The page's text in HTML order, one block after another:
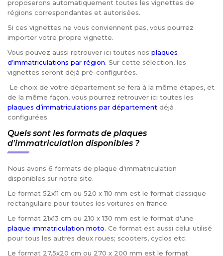
proposerons automatiquement toutes les vignettes de
régions correspondantes et autorisées.
Si ces vignettes ne vous conviennent pas, vous pourrez
importer votre propre vignette.
Vous pouvez aussi retrouver ici toutes nos plaques
d’immatriculations par région. Sur cette sélection, les
vignettes seront déjà pré-configurées.
Le choix de votre département se fera à la même étapes, et
de la même façon, vous pourrez retrouver ici toutes les
plaques d’immatriculations par département déjà
configurées.
Quels sont les formats de plaques
d'immatriculation disponibles ?
Nous avons 6 formats de plaque d'immatriculation
disponibles sur notre site.
Le format 52x11 cm ou 520 x 110 mm est le format classique
rectangulaire pour toutes les voitures en france.
Le format 21x13 cm ou 210 x 130 mm est le format d'une
plaque immatriculation moto. Ce format est aussi celui utilisé
pour tous les autres deux roues; scooters, cyclos etc.
Le format 27,5x20 cm ou 270 x 200 mm est le format